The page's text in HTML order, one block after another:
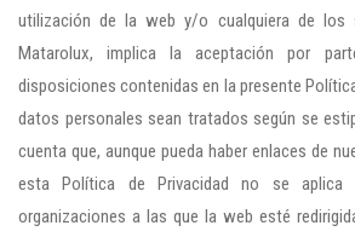
utilización de la web y/o cualquiera de los
Matarolux, implica la aceptación por
disposiciones contenidas en la presente
datos personales sean tratados según se
cuenta que, aunque pueda haber enlaces de
esta Política de Privacidad no se aplica
organizaciones a las que la web esté